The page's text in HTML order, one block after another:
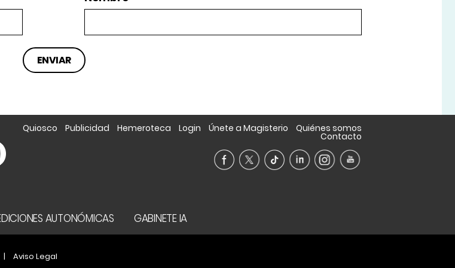
Quiosco Publicidad Hemeroteca Login Únete a Magisterio Quiénes somos
Contacto
AUTONÓMICAS GABINETE IA
Aviso Legal